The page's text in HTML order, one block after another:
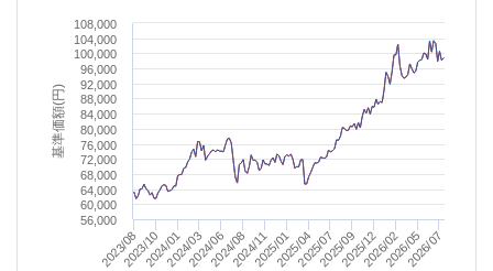
基準価額(円)
2023/08 2025/07
2023/102024/012024/032024/062024/082024/112025/012025/042025/092025/122026/022026/052026/07
56,000
60,000
64,000
68,000
72,000
76,000
80,000
84,000
88,000
92,000
96,000
100,000
104,000
108,000